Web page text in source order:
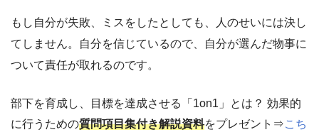
もし自分が失敗、ミスをしたとしても、人のせいには決し
てしません。自分を信じているので、自分が選んだ物事に
ついて責任が取れるのです。
部下を育成し、目標を達成させる「1on1」とは？ 効果的
に行うための質問項目集付き解説資料をプレゼント⇒こち